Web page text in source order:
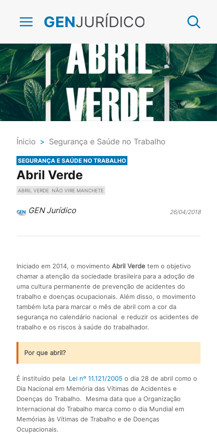
GENJURÍDICO
Ínicio > Segurança e Saúde no Trabalho
SEGURANÇA E SAÚDE NO TRABALHO
Abril Verde
ABRIL VERDE NÃO VIRE MANCHETE
GEN Jurídico 26/04/2018
Iniciado em 2014, o movimento Abril Verdetem o objetivo
chamar a atenção da sociedade brasileira para a adoção de
uma cultura permanente de prevenção de acidentes do
trabalho e doenças ocupacionais. Além disso, o movimento
também luta para marcar o mês de abril com a cor da
segurança no calendário nacional e reduzir os acidentes de
trabalho e os riscos à saúde do trabalhador.
Por que abril?
É instituído pela Lei nº 11.121/2005 o dia 28 de abril como o
Dia Nacional em Memória das Vítimas de Acidentes e
Doenças do Trabalho. Mesma data que a Organização
Internacional do Trabalho marca como o dia Mundial em
Memórias às Vítimas de Trabalho e de Doenças
Ocupacionais.